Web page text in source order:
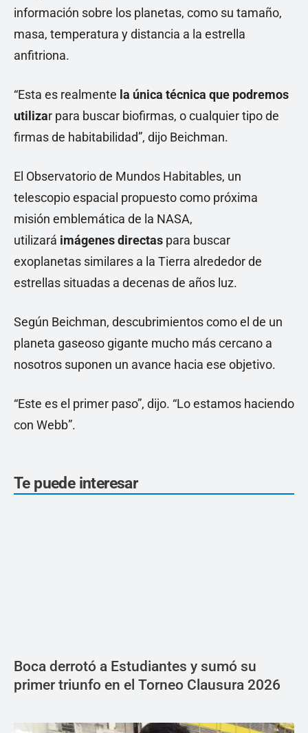
información sobre los planetas, como su tamaño,
masa, temperatura y distancia a la estrella
anfitriona.
“Esta es realmente la única técnica que podremos
utilizar para buscar biofirmas, o cualquier tipo de
firmas de habitabilidad”, dijo Beichman.
El Observatorio de Mundos Habitables, un
telescopio espacial propuesto como próxima
misión emblemática de la NASA,
utilizará imágenes directas para buscar
exoplanetas similares a la Tierra alrededor de
estrellas situadas a decenas de años luz.
Según Beichman, descubrimientos como el de un
planeta gaseoso gigante mucho más cercano a
nosotros suponen un avance hacia ese objetivo.
“Este es el primer paso”, dijo. “Lo estamos haciendo
con Webb”.
Te puede interesar
Boca derrotó a Estudiantes y sumó su
primer triunfo en el Torneo Clausura 2026